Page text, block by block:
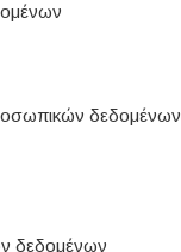
δεδομένων
δεδομένων